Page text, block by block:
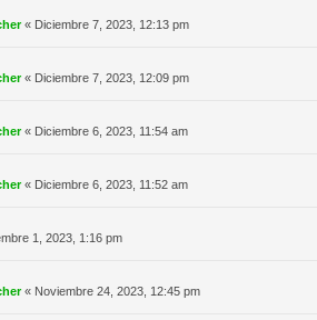
« Diciembre 7, 2023, 12:13 pm
« Diciembre 7, 2023, 12:09 pm
« Diciembre 6, 2023, 11:54 am
« Diciembre 6, 2023, 11:52 am
1, 2023, 1:16 pm
« Noviembre 24, 2023, 12:45 pm